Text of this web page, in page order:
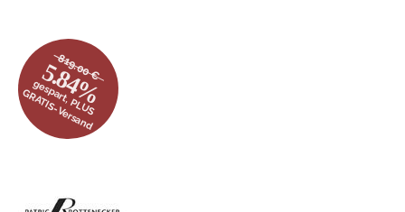
819.00 €
5.84%
gespart, PLUS
GRATIS-Versand